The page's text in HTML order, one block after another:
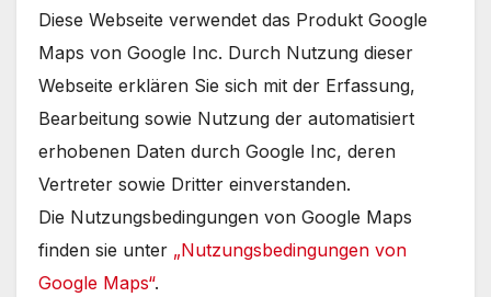
Diese Webseite verwendet das Produkt Google
Maps von Google Inc. Durch Nutzung dieser
Webseite erklären Sie sich mit der Erfassung,
Bearbeitung sowie Nutzung der automatisiert
erhobenen Daten durch Google Inc, deren
Vertreter sowie Dritter einverstanden.
Die Nutzungsbedingungen von Google Maps
finden sie unter „Nutzungsbedingungen von
Google Maps“.